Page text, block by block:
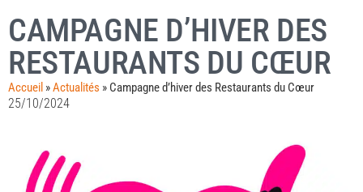
CAMPAGNE D’HIVER DES
RESTAURANTS DU CŒUR
Accueil »Actualités » Campagne d’hiver des Restaurants du Cœur
25/10/2024